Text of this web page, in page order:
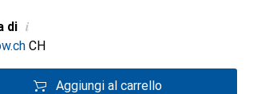
di i
CH
Aggiungi al carrello